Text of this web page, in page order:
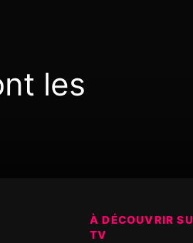
les
À DÉCOUVRIR
TV